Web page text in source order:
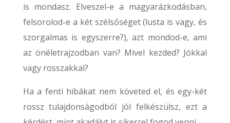
is mondasz. Elveszel-e a magyarázkodásban,
felsorolod-e a két szélsőséget (lusta is vagy, és
szorgalmas is egyszerre?), azt mondod-e, ami
az önéletrajzodban van? Mivel kezded? Jókkal
vagy rosszakkal?
Ha a fenti hibákat nem követed el, és egy-két
rossz tulajdonságodból jól felkészülsz, ezt a